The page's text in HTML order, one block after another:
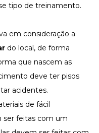
tipo de treinamento.
em consideração a
do local, de forma
que nascem as
deve ter pisos
acidentes.
de fácil
ser feitas com um